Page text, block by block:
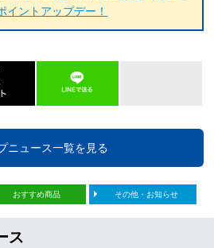
イントアップデー！
ニュース一覧を見る
おすすめ商品 その他・お知らせ
ス